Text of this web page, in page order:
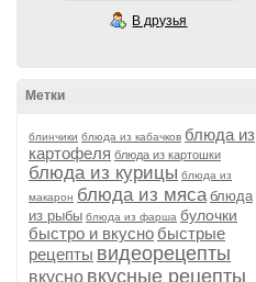
В друзья
Метки
блинчики блюда из кабачков блюда из
картофеля блюда из картошки
блюда из курицы блюда из
макарон блюда из мяса блюда
из рыбы блюда из фарша булочки
быстро и вкусно быстрые
рецепты видеорецепты
вкусно вкусные рецепты